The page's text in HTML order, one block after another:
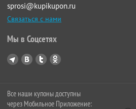
sprosi@kupikupon.ru
Связаться с нами
Мы в Соцсетях
Все наши купоны доступны
через Мобильное Приложение: